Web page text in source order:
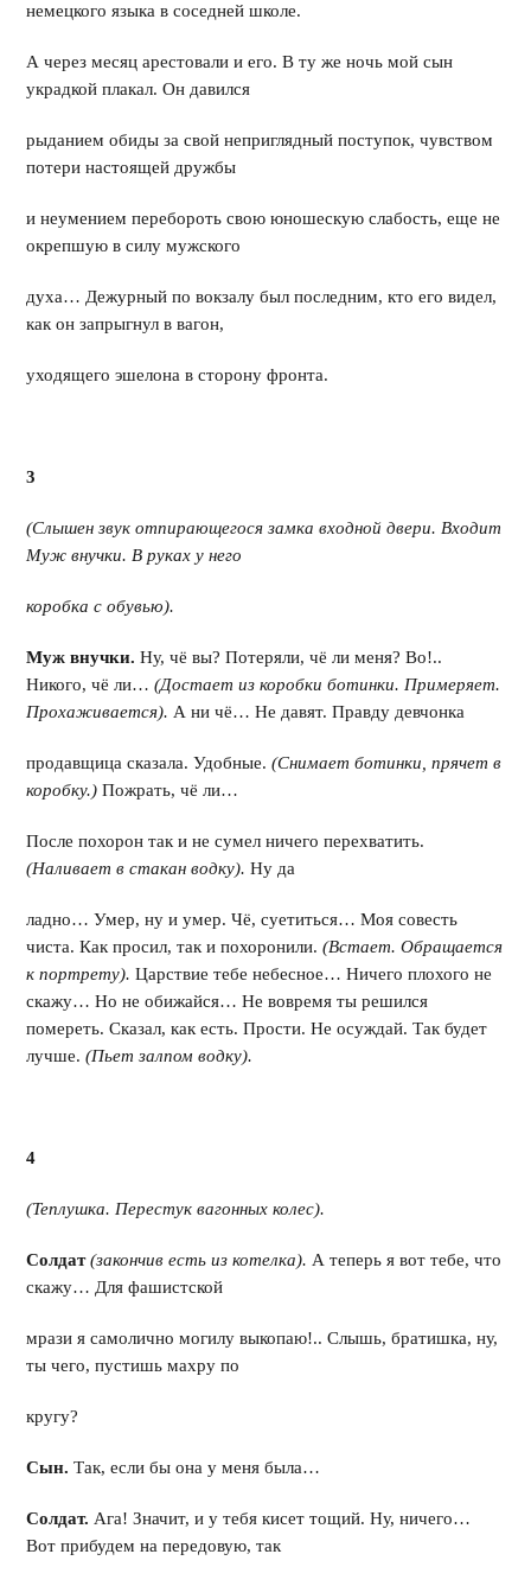
немецкого языка в соседней школе.
А через месяц арестовали и его. В ту же ночь мой сын
украдкой плакал. Он давился
рыданием обиды за свой неприглядный поступок, чувством
потери настоящей дружбы
и неумением перебороть свою юношескую слабость, еще не
окрепшую в силу мужского
духа… Дежурный по вокзалу был последним, кто его видел,
как он запрыгнул в вагон,
уходящего эшелона в сторону фронта.
3
(Слышен звук отпирающегося замка входной двери. Входит
Муж внучки. В руках у него
коробка с обувью).
Муж внучки. Ну, чё вы? Потеряли, чё ли меня? Во!..
Никого, чё ли…(Достает из коробки ботинки. Примеряет.
Прохаживается). А ни чё… Не давят. Правду девчонка
продавщица сказала. Удобные.(Снимает ботинки, прячет в
коробку.)Пожрать, чё ли…
После похорон так и не сумел ничего перехватить.
(Наливает в стакан водку). Ну да
ладно… Умер, ну и умер. Чё, суетиться… Моя совесть
чиста. Как просил, так и похоронили.(Встает. Обращается
к портрету).Царствие тебе небесное… Ничего плохого не
скажу… Но не обижайся… Не вовремя ты решился
помереть. Сказал, как есть. Прости. Не осуждай. Так будет
лучше.(Пьет залпом водку).
4
(Теплушка. Перестук вагонных колес).
Солдат(закончив есть из котелка). А теперь я вот тебе, что
скажу… Для фашистской
мрази я самолично могилу выкопаю!.. Слышь, братишка, ну,
ты чего, пустишь махру по
кругу?
Сын.Так, если бы она у меня была…
Солдат. Ага! Значит, и у тебя кисет тощий. Ну, ничего…
Вот прибудем на передовую, так